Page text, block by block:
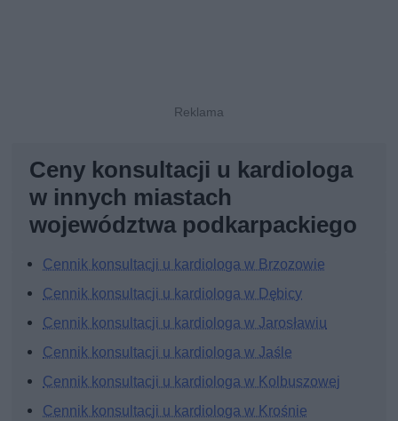
Ceny konsultacji u kardiologa
w innych miastach
województwa podkarpackiego
Cennik konsultacji u kardiologa w Brzozowie
Cennik konsultacji u kardiologa w Dębicy
Cennik konsultacji u kardiologa w Jarosławiu
Cennik konsultacji u kardiologa w Jaśle
Cennik konsultacji u kardiologa w Kolbuszowej
Cennik konsultacji u kardiologa w Krośnie